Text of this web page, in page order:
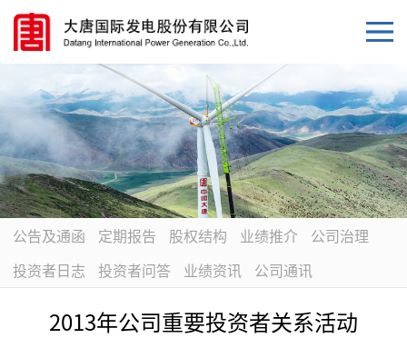
公告及通函 定期报告 股权结构 业绩推介
公司治理
投资者日志
投资者问答 业绩资讯 公司通讯
2013年公司重要投资者关系活动